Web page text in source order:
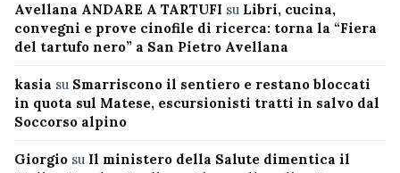
Avellana ANDARE A TARTUFI su Libri, cucina,
convegni e prove cinofile di ricerca: torna la “Fiera
del tartufo nero” a San Pietro Avellana
kasia su Smarriscono il sentiero e restano bloccati
in quota sul Matese, escursionisti tratti in salvo dal
Soccorso alpino
Giorgio su Il ministero della Salute dimentica il